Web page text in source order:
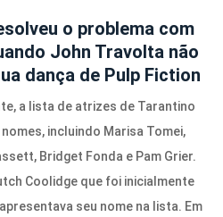
o problema com
John Travolta não
dança de Pulp Fiction
a lista de atrizes de Tarantino
incluindo Marisa Tomei,
Bridget Fonda e Pam Grier.
Coolidge que foi inicialmente
seu nome na lista. Em